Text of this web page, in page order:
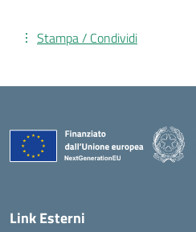
Stampa / Condividi
Link Esterni